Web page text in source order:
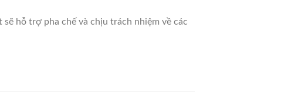
hỗ trợ pha chế và chịu trách nhiệm về các